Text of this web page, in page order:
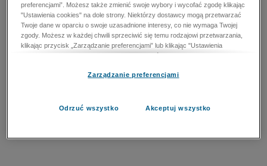
preferencjami”. Możesz także zmienić swoje wybory i wycofać zgodę klikając
"Ustawienia cookies" na dole strony. Niektórzy dostawcy mogą przetwarzać
Twoje dane w oparciu o swoje uzasadnione interesy, co nie wymaga Twojej
zgody. Możesz w każdej chwili sprzeciwić się temu rodzajowi przetwarzania,
klikając przycisk „Zarządzanie preferencjami” lub klikając "Ustawienia
cookies" na dole strony. Nie możesz sprzeciwić się przetwarzaniu przez
zapobiegania oszustwom i naprawiania błędów, a w tym celu mogą zostać
przetwarzaniu danych osobowych w celu dostarczania i prezentacji reklam i
Zarządzanie preferencjami
Odrzuć wszystko Akceptuj wszystko